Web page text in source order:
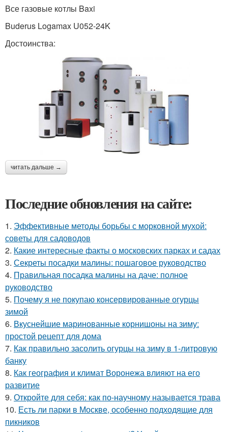
Все газовые котлы Baxi
Buderus Logamax U052-24K
Достоинства:
читать дальше →
Последние обновления на сайте:
1. Эффективные методы борьбы с морковной мухой:
советы для садоводов
2. Какие интересные факты о московских парках и садах
3. Секреты посадки малины: пошаговое руководство
4. Правильная посадка малины на даче: полное
руководство
5. Почему я не покупаю консервированные огурцы
зимой
6. Вкуснейшие маринованные корнишоны на зиму:
простой рецепт для дома
7. Как правильно засолить огурцы на зиму в 1-литровую
банку
8. Как география и климат Воронежа влияют на его
развитие
9. Откройте для себя: как по-научному называется трава
10. Есть ли парки в Москве, особенно подходящие для
пикников